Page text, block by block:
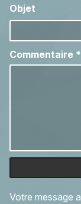
Objet
Commentaire *
Votre message